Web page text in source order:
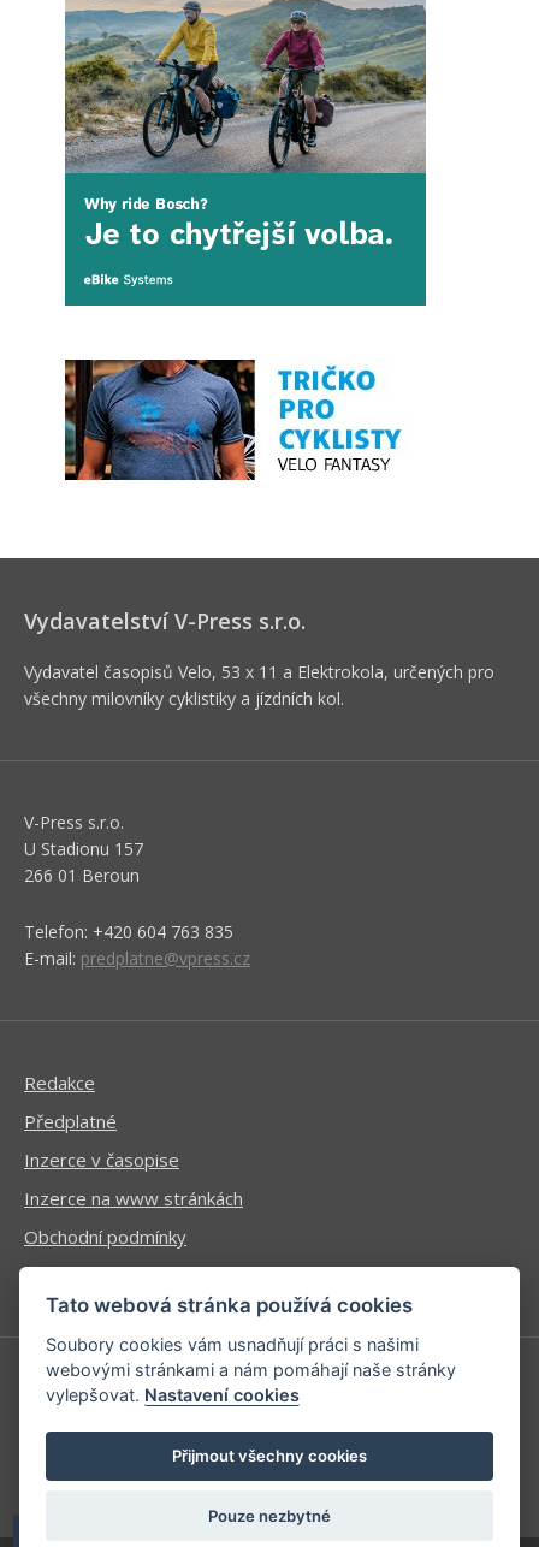
Vydavatelství V-Press s.r.o.
Vydavatel časopisů Velo, 53 x 11 a Elektrokola, určených pro
všechny milovníky cyklistiky a jízdních kol.
V-Press s.r.o.
U Stadionu 157
266 01 Beroun
Telefon: +420 604 763 835
E-mail: predplatne@vpress.cz
Redakce
Předplatné
Inzerce v časopise
Inzerce na www stránkách
Obchodní podmínky
Ochrana osobních údajů
Příhlášení | Registrace
Kontaktní informace
Mapa stránek
Tato webová stránka používá cookies
Soubory cookies vám usnadňují práci s našimi
webovými stránkami a nám pomáhají naše stránky
vylepšovat. Nastavení cookies
Přijmout všechny cookies
Pouze nezbytné